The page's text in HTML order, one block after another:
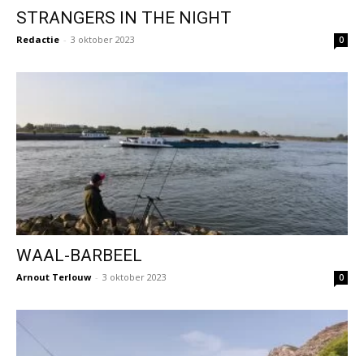
STRANGERS IN THE NIGHT
Redactie - 3 oktober 2023 0
WAAL-BARBEEL
Arnout Terlouw - 3 oktober 2023 0